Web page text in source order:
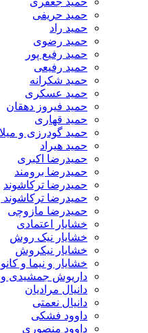
حمید حریفی
حمید راد
حمید رضوی
حمید رفیع پور
حمید رفیعی
حمید شکرانه
حمید عسکری
حمید فیروز دهقان
حمید قهاری
حمید گودرزی و
حمید هیراد
حمیدرضا اکبری
حمیدرضا برومند
حمیدرضا ترکاشوند
حمیدرضا ترکاشوند
حمیدرضا مازوچی
خشایار اعتمادی
خشایار نیک روش
خشایار نیکروش
خشایار و نیما و کانو
داریوش جمشیدی و
دانیال مرادیان
دانیال نعمتی
داوود فشکی
داوود منصوری